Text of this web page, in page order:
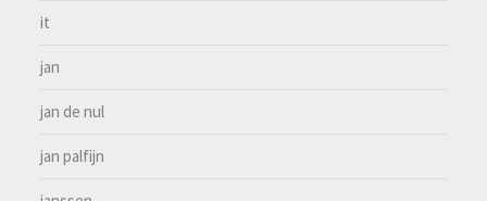
it
jan
jan de nul
jan palfijn